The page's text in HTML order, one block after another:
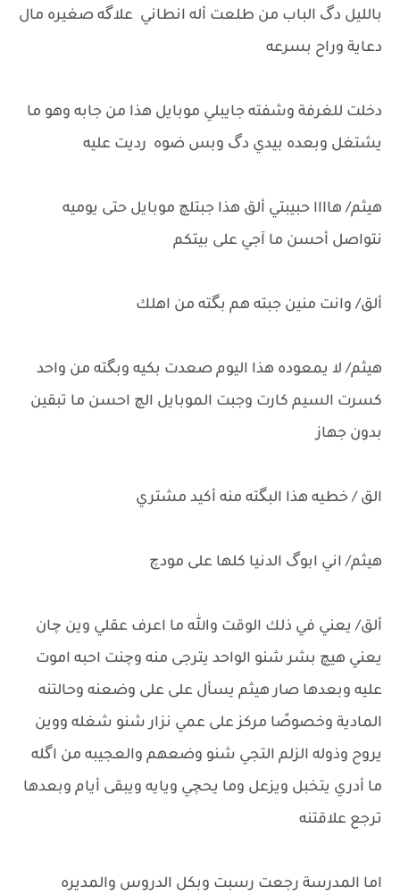
بالليل دگ الباب من طلعت أله انطاني علاگه صغيره مال
دعاية وراح بسرعه
دخلت للغرفة وشفته جايبلي موبايل هذا من جابه وهو ما
يشتغل وبعده بيدي دگ وبس ضوه رديت عليه
هيثم/ هاااا حبيبتي ألق هذا جبتلچ موبايل حتى يوميه
نتواصل أحسن ما آجي على بيتكم
ألق/ وانت منين جبته هم بگته من اهلك
هيثم/ لا يمعوده هذا اليوم صعدت بكيه وبگته من واحد
كسرت السيم كارت وجبت الموبايل الچ احسن ما تبقين
بدون جهاز
الق / خطيه هذا البگته منه أكيد مشتري
هيثم/ اني ابوگ الدنيا كلها على مودچ
ألق/ يعني في ذلك الوقت والله ما اعرف عقلي وين چان
يعني هيچ بشر شنو الواحد يترجى منه وچنت احبه اموت
عليه وبعدها صار هيثم يسأل على على وضعنه وحالتنه
المادية وخصوصًا مركز على عمي نزار شنو شغله ووين
يروح وذوله الزلم التجي شنو وضعهم والعجيبه من اگله
ما أدري يتخبل ويزعل وما يحچي ويايه ويبقى أيام وبعدها
ترجع علاقتنه
اما المدرسة رجعت رسبت وبكل الدروس والمديره